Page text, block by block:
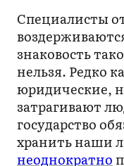
Специалисты
знаковость
нельзя. Редко
юридические,
затрагивают
государство
хранить наши
неоднократно